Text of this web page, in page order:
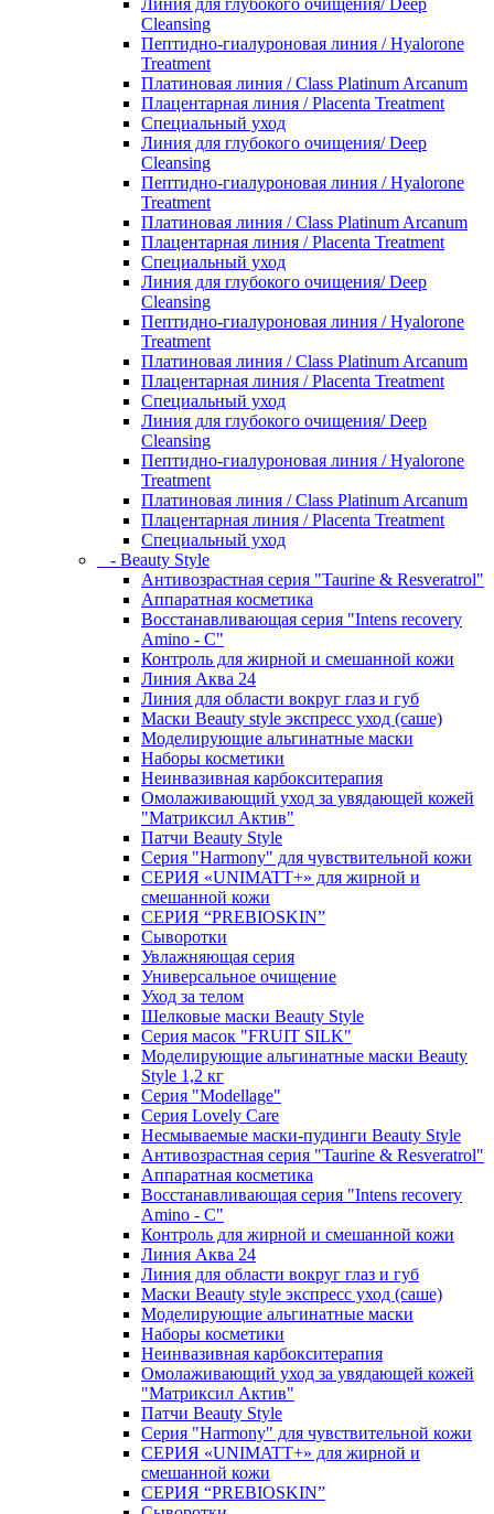
Линия для глубокого очищения/ Deep
Cleansing
Пептидно-гиалуроновая линия / Hyalorone
Treatment
Платиновая линия / Class Platinum Arcanum
Плацентарная линия / Placenta Treatment
Специальный уход
Линия для глубокого очищения/ Deep
Cleansing
Пептидно-гиалуроновая линия / Hyalorone
Treatment
Платиновая линия / Class Platinum Arcanum
Плацентарная линия / Placenta Treatment
Специальный уход
Линия для глубокого очищения/ Deep
Cleansing
Пептидно-гиалуроновая линия / Hyalorone
Treatment
Платиновая линия / Class Platinum Arcanum
Плацентарная линия / Placenta Treatment
Специальный уход
Линия для глубокого очищения/ Deep
Cleansing
Пептидно-гиалуроновая линия / Hyalorone
Treatment
Платиновая линия / Class Platinum Arcanum
Плацентарная линия / Placenta Treatment
Специальный уход
- Beauty Style
Антивозрастная серия "Taurine & Resveratrol"
Аппаратная косметика
Восстанавливающая серия "Intens recovery
Amino - C"
Контроль для жирной и смешанной кожи
Линия Аква 24
Линия для области вокруг глаз и губ
Маски Beauty style экспресс уход (саше)
Моделирующие альгинатные маски
Наборы косметики
Неинвазивная карбокситерапия
Омолаживающий уход за увядающей кожей
"Матриксил Актив"
Патчи Beauty Style
Серия "Harmony" для чувствительной кожи
СЕРИЯ «UNIMATT+» для жирной и
смешанной кожи
СЕРИЯ “PREBIOSKIN”
Сыворотки
Увлажняющая серия
Универсальное очищение
Уход за телом
Шелковые маски Beauty Style
Серия масок "FRUIT SILK"
Моделирующие альгинатные маски Beauty
Style 1,2 кг
Серия "Modellage"
Cерия Lovely Care
Несмываемые маски-пудинги Beauty Style
Антивозрастная серия "Taurine & Resveratrol"
Аппаратная косметика
Восстанавливающая серия "Intens recovery
Amino - C"
Контроль для жирной и смешанной кожи
Линия Аква 24
Линия для области вокруг глаз и губ
Маски Beauty style экспресс уход (саше)
Моделирующие альгинатные маски
Наборы косметики
Неинвазивная карбокситерапия
Омолаживающий уход за увядающей кожей
"Матриксил Актив"
Патчи Beauty Style
Серия "Harmony" для чувствительной кожи
СЕРИЯ «UNIMATT+» для жирной и
смешанной кожи
СЕРИЯ “PREBIOSKIN”